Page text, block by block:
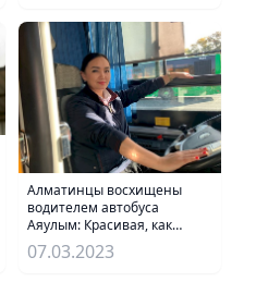
Алматинцы восхищены
водителем автобуса
Аяулым: Красивая, как
актриса. Похожа на
стюардессу
07.03.2023